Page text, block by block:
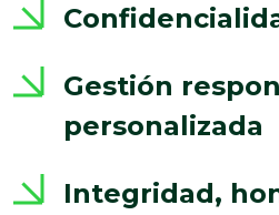
Gestión
personalizada
Integridad,